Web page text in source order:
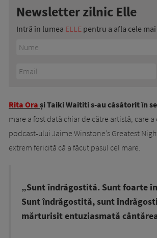
Newsletter zilnic Elle
Intră în lumea ELLE pentru a afla cele
Rita Ora și Taiki Waititi s-au căsătorit în
mare a fost dată chiar de către artistă, care
podcast-ului Jaime Winstone’s Greatest
extrem fericită că a făcut pasul cel mare.
„Sunt îndrăgostită. Sunt foarte
Sunt îndrăgostită, sunt
mărturisit entuziasmată